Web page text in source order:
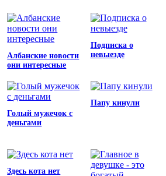
Албанские новости
они интересные
Подписка о
невыезде
Голый мужечок с
деньгами
Папу кинули
Здесь кота нет